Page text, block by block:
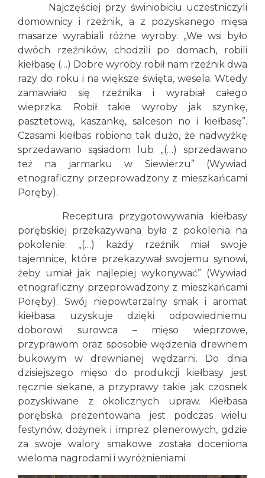
Najczęściej przy świniobiciu uczestniczyli
domownicy i rzeźnik, a z pozyskanego mięsa
masarze wyrabiali różne wyroby. „We wsi było
dwóch rzeźników, chodzili po domach, robili
kiełbasę (…) Dobre wyroby robił nam rzeźnik dwa
razy do roku i na większe święta, wesela. Wtedy
zamawiało się rzeźnika i wyrabiał całego
wieprzka. Robił takie wyroby jak szynkę,
pasztetową, kaszankę, salceson no i kiełbasę”.
Czasami kiełbas robiono tak dużo, że nadwyżkę
sprzedawano sąsiadom lub „(…) sprzedawano
też na jarmarku w Siewierzu” (Wywiad
etnograficzny przeprowadzony z mieszkańcami
Poręby).
Receptura przygotowywania kiełbasy
porębskiej przekazywana była z pokolenia na
pokolenie: „(…) każdy rzeźnik miał swoje
tajemnice, które przekazywał swojemu synowi,
żeby umiał jak najlepiej wykonywać” (Wywiad
etnograficzny przeprowadzony z mieszkańcami
Poręby). Swój niepowtarzalny smak i aromat
kiełbasa uzyskuje dzięki odpowiedniemu
doborowi surowca – mięso wieprzowe,
przyprawom oraz sposobie wędzenia drewnem
bukowym w drewnianej wędzarni. Do dnia
dzisiejszego mięso do produkcji kiełbasy jest
ręcznie siekane, a przyprawy takie jak czosnek
pozyskiwane z okolicznych upraw. Kiełbasa
porębska prezentowana jest podczas wielu
festynów, dożynek i imprez plenerowych, gdzie
za swoje walory smakowe została doceniona
wieloma nagrodami i wyróżnieniami.